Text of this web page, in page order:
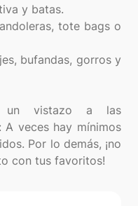
y batas.
tote bags o
bufandas, gorros y
un vistazo a las
veces hay mínimos
Por lo demás, ¡no